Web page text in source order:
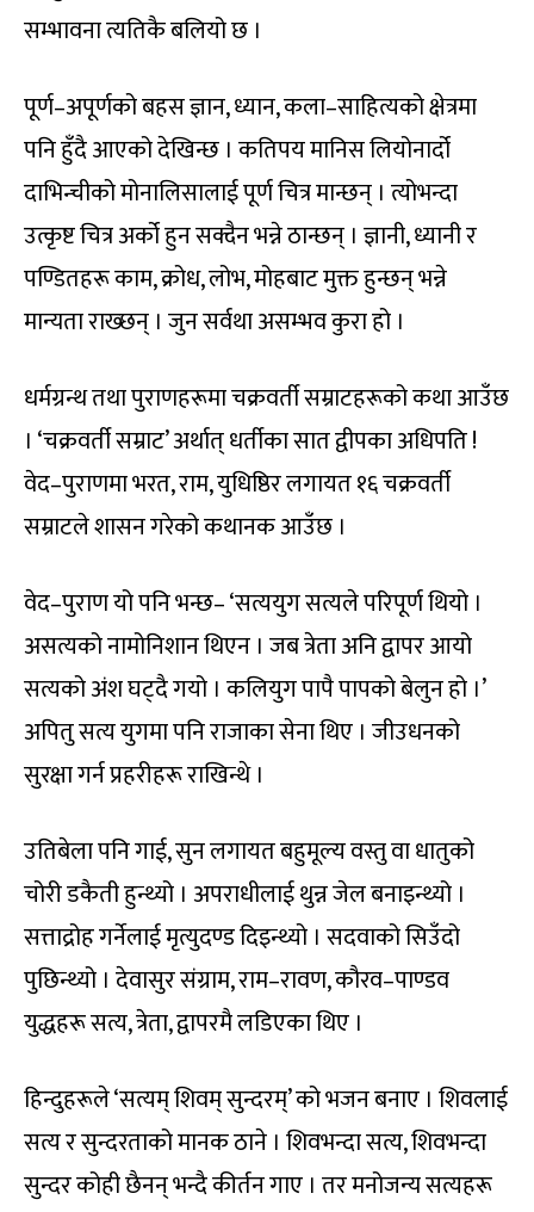
सम्भावना त्यतिकै बलियो छ ।
पूर्ण–अपूर्णको बहस ज्ञान, ध्यान, कला–साहित्यको क्षेत्रमा
पनि हुँदै आएको देखिन्छ । कतिपय मानिस लियोनार्दो
दाभिन्चीको मोनालिसालाई पूर्ण चित्र मान्छन् । त्योभन्दा
उत्कृष्ट चित्र अर्को हुन सक्दैन भन्ने ठान्छन् । ज्ञानी, ध्यानी र
पण्डितहरू काम, क्रोध, लोभ, मोहबाट मुक्त हुन्छन् भन्ने
मान्यता राख्छन् । जुन सर्वथा असम्भव कुरा हो ।
धर्मग्रन्थ तथा पुराणहरूमा चक्रवर्ती सम्राटहरूको कथा आउँछ
। ‘चक्रवर्ती सम्राट’ अर्थात् धर्तीका सात द्वीपका अधिपति !
वेद–पुराणमा भरत, राम, युधिष्ठिर लगायत १६ चक्रवर्ती
सम्राटले शासन गरेको कथानक आउँछ ।
वेद–पुराण यो पनि भन्छ– ‘सत्ययुग सत्यले परिपूर्ण थियो ।
असत्यको नामोनिशान थिएन । जब त्रेता अनि द्वापर आयो
सत्यको अंश घट्दै गयो । कलियुग पापै पापको बेलुन हो ।’
अपितु सत्य युगमा पनि राजाका सेना थिए । जीउधनको
सुरक्षा गर्न प्रहरीहरू राखिन्थे ।
उतिबेला पनि गाई, सुन लगायत बहुमूल्य वस्तु वा धातुको
चोरी डकैती हुन्थ्यो । अपराधीलाई थुन्न जेल बनाइन्थ्यो ।
सत्ताद्रोह गर्नेलाई मृत्युदण्ड दिइन्थ्यो । सदवाको सिउँदो
पुछिन्थ्यो । देवासुर संग्राम, राम–रावण, कौरव–पाण्डव
युद्धहरू सत्य, त्रेता, द्वापरमै लडिएका थिए ।
हिन्दुहरूले ‘सत्यम् शिवम् सुन्दरम्’ को भजन बनाए । शिवलाई
सत्य र सुन्दरताको मानक ठाने । शिवभन्दा सत्य, शिवभन्दा
सुन्दर कोही छैनन् भन्दै कीर्तन गाए । तर मनोजन्य सत्यहरू